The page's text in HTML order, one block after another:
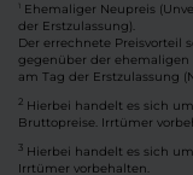
Ehemaliger Neupreis
der Erstzulassung).
Der errechnete Preisvorteil
gegenüber der
am Tag der Erstzulassung
2 Hierbei handelt es sich
Bruttopreise. Irrtümer
3 Hierbei handelt es sich
Irrtümer vorbehalten.